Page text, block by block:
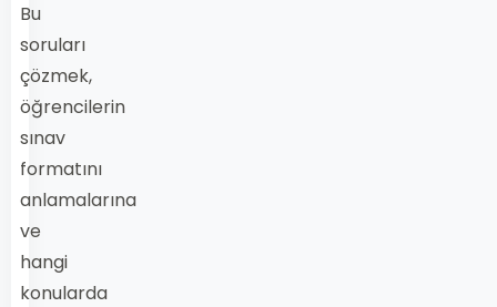
Bu
soruları
çözmek,
öğrencilerin
sınav
formatını
anlamalarına
ve
hangi
konularda